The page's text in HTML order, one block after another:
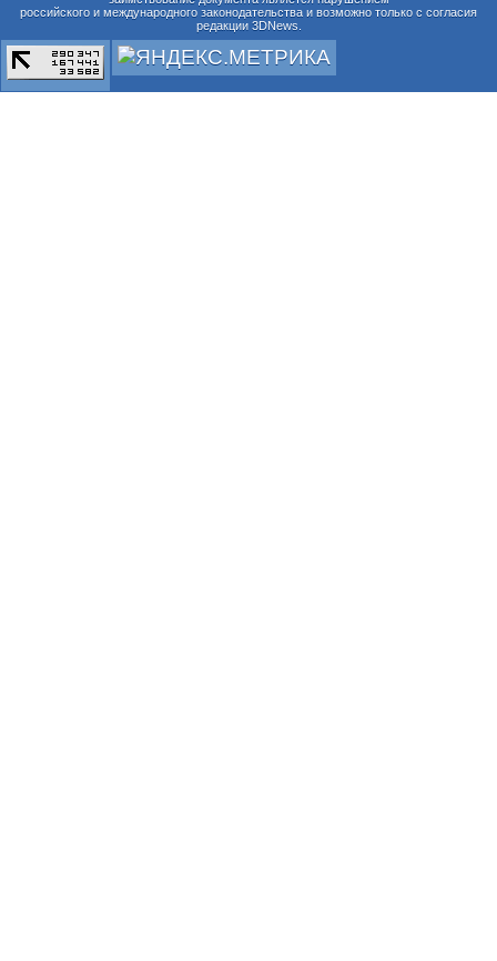
российского и международного законодательства и возможно только с согласия
редакции 3DNews.